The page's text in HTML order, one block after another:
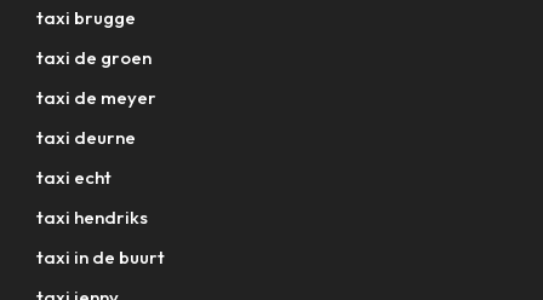
taxi brugge
taxi de groen
taxi de meyer
taxi deurne
taxi echt
taxi hendriks
taxi in de buurt